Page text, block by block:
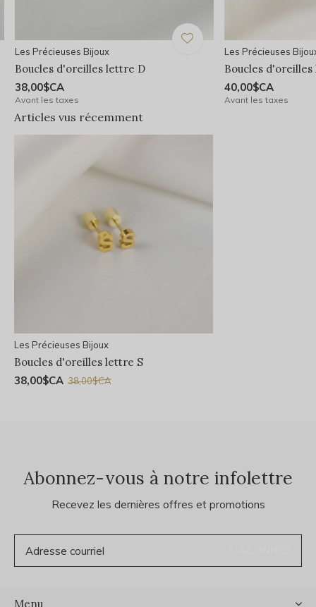
Les Précieuses Bijoux
Boucles d'oreilles lettre D
38,00$CA
Avant les taxes
Les Précieuses
Boucles
40,00$CA
Avant les taxes
Articles vus récemment
Les Précieuses Bijoux
Boucles d'oreilles lettre S
38,00$CA 38,00$CA
Abonnez-vous à notre infolettre
Recevez les dernières offres et promotions
Menu